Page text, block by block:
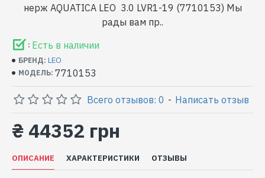
нерж AQUATICA LEO 3.0 LVR1-19 (7710153) Мы
рады вам пр..
: Есть в наличии
БРЕНД: LEO
МОДЕЛЬ: 7710153
Всего отзывов: 0 - Написать отзыв
₴ 44352 грн
ОПИСАНИЕ ХАРАКТЕРИСТИКИ ОТЗЫВЫ